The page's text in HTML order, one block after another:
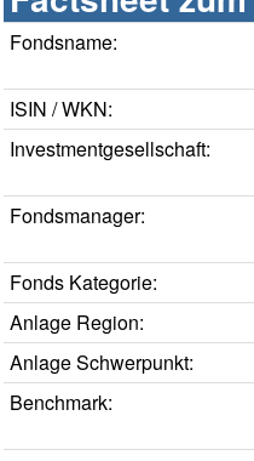
Fondsname:
ISIN / WKN:
Investmentgesellschaft:
Fondsmanager:
Fonds Kategorie:
Anlage Region:
Anlage Schwerpunkt:
Benchmark: